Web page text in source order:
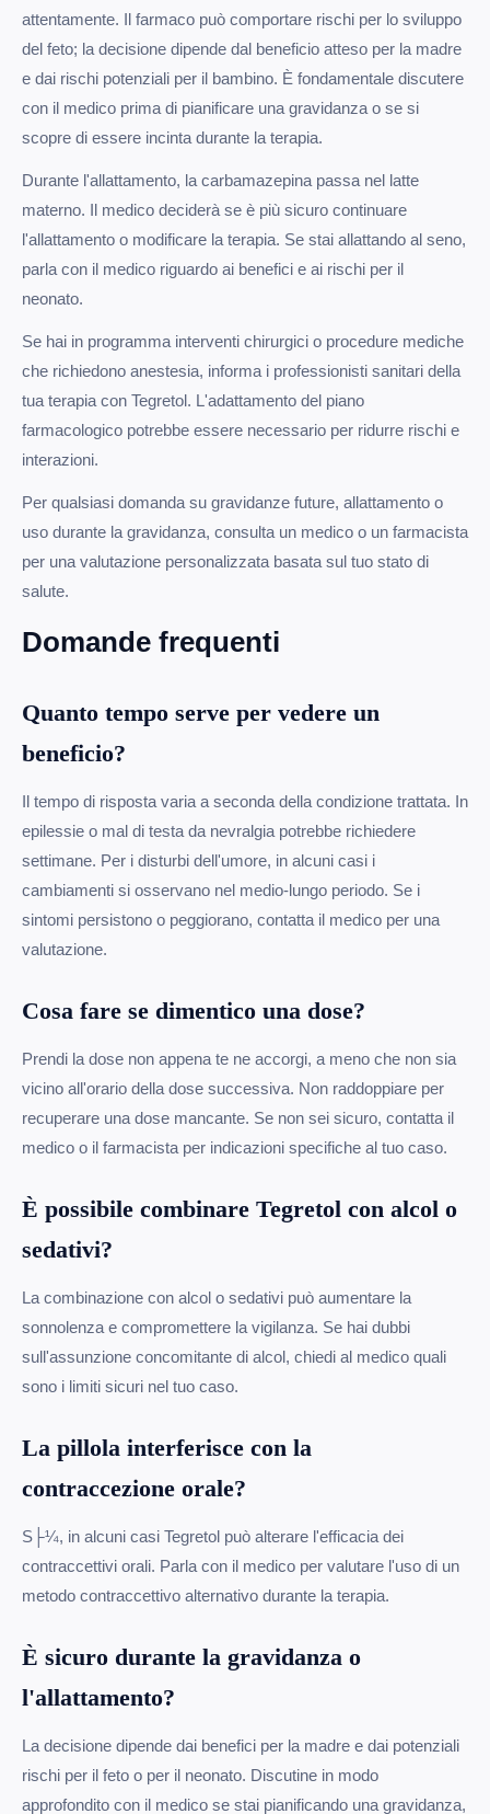
attentamente. Il farmaco può comportare rischi per lo sviluppo
del feto; la decisione dipende dal beneficio atteso per la madre
e dai rischi potenziali per il bambino. È fondamentale discutere
con il medico prima di pianificare una gravidanza o se si
scopre di essere incinta durante la terapia.
Durante l'allattamento, la carbamazepina passa nel latte
materno. Il medico deciderà se è più sicuro continuare
l'allattamento o modificare la terapia. Se stai allattando al seno,
parla con il medico riguardo ai benefici e ai rischi per il
neonato.
Se hai in programma interventi chirurgici o procedure mediche
che richiedono anestesia, informa i professionisti sanitari della
tua terapia con Tegretol. L'adattamento del piano
farmacologico potrebbe essere necessario per ridurre rischi e
interazioni.
Per qualsiasi domanda su gravidanze future, allattamento o
uso durante la gravidanza, consulta un medico o un farmacista
per una valutazione personalizzata basata sul tuo stato di
salute.
Domande frequenti
Quanto tempo serve per vedere un
beneficio?
Il tempo di risposta varia a seconda della condizione trattata. In
epilessie o mal di testa da nevralgia potrebbe richiedere
settimane. Per i disturbi dell'umore, in alcuni casi i
cambiamenti si osservano nel medio-lungo periodo. Se i
sintomi persistono o peggiorano, contatta il medico per una
valutazione.
Cosa fare se dimentico una dose?
Prendi la dose non appena te ne accorgi, a meno che non sia
vicino all'orario della dose successiva. Non raddoppiare per
recuperare una dose mancante. Se non sei sicuro, contatta il
medico o il farmacista per indicazioni specifiche al tuo caso.
È possibile combinare Tegretol con alcol o
sedativi?
La combinazione con alcol o sedativi può aumentare la
sonnolenza e compromettere la vigilanza. Se hai dubbi
sull'assunzione concomitante di alcol, chiedi al medico quali
sono i limiti sicuri nel tuo caso.
La pillola interferisce con la
contraccezione orale?
S├¼, in alcuni casi Tegretol può alterare l'efficacia dei
contraccettivi orali. Parla con il medico per valutare l'uso di un
metodo contraccettivo alternativo durante la terapia.
È sicuro durante la gravidanza o
l'allattamento?
La decisione dipende dai benefici per la madre e dai potenziali
rischi per il feto o per il neonato. Discutine in modo
approfondito con il medico se stai pianificando una gravidanza,